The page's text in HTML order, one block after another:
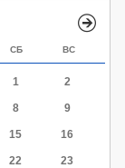
СБ ВС
1 2
8 9
15 16
22 23